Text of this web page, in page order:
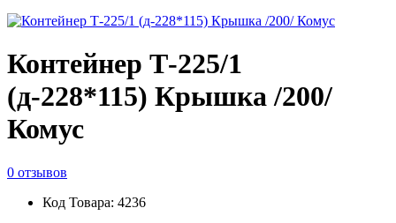
Контейнер Т-225/1
(д-228*115) Крышка /200/
Комус
0 отзывов
Код Товара: 4236